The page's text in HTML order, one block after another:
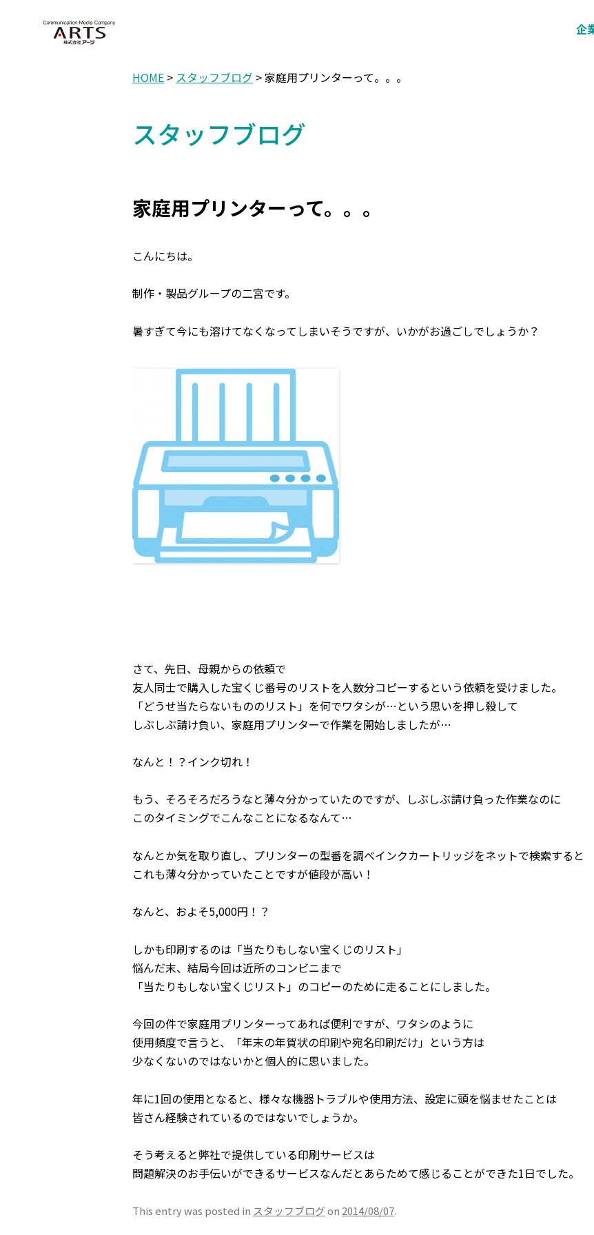
企
HOME > スタッフブログ > 家庭用プリンターって。。。
スタッフブログ
家庭用プリンターって。。。
こんにちは。
制作・製品グループの二宮です。
暑すぎて今にも溶けてなくなってしまいそうですが、いかがお過ごしでしょうか？
さて、先日、母親からの依頼で
友人同士で購入した宝くじ番号のリストを人数分コピーするという依頼を受けました。
「どうせ当たらないもののリスト」を何でワタシが…という思いを押し殺して
しぶしぶ請け負い、家庭用プリンターで作業を開始しましたが…
なんと！？インク切れ！
もう、そろそろだろうなと薄々分かっていたのですが、しぶしぶ請け負った作業なのに
このタイミングでこんなことになるなんて…
なんとか気を取り直し、プリンターの型番を調べインクカートリッジをネットで検索すると
これも薄々分かっていたことですが値段が高い！
なんと、およそ5,000円！？
しかも印刷するのは「当たりもしない宝くじのリスト」
悩んだ末、結局今回は近所のコンビニまで
「当たりもしない宝くじリスト」のコピーのために走ることにしました。
今回の件で家庭用プリンターってあれば便利ですが、ワタシのように
使用頻度で言うと、「年末の年賀状の印刷や宛名印刷だけ」という方は
少なくないのではないかと個人的に思いました。
年に1回の使用となると、様々な機器トラブルや使用方法、設定に頭を悩ませたことは
皆さん経験されているのではないでしょうか。
そう考えると弊社で提供している印刷サービスは
問題解決のお手伝いができるサービスなんだとあらためて感じることができた1日でした。
This entry was posted in スタッフブログon 2014/08/07.